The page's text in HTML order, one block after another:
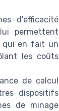
d'efficacité
permettent
qui en fait un
les coûts
de calcul
dispositifs
de minage